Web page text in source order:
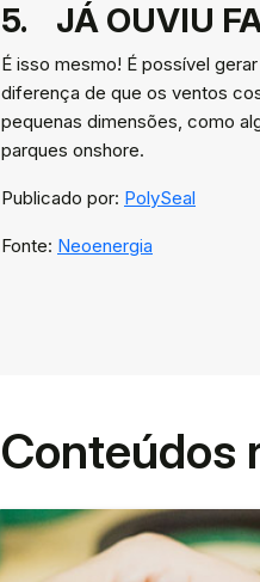
5. JÁ OUVIU
É isso mesmo! É possível
diferença de que os ventos
pequenas dimensões, como
parques onshore.
Publicado por: PolySeal
Fonte: Neoenergia
Conteúdos